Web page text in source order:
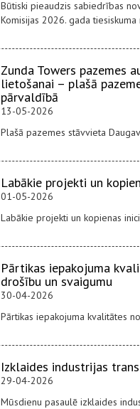
Būtiski pieaudzis sabiedrības
Komisijas 2026. gada
Zunda Towers pazemes
lietošanai – plašā
pārvaldībā
13-05-2026
Plašā pazemes stāvvieta
Labākie projekti un
01-05-2026
Labākie projekti un kopienas
Pārtikas iepakojuma
drošību un svaigumu
30-04-2026
Pārtikas iepakojuma kvalitātes
Izklaides industrijas
29-04-2026
Mūsdienu pasaulē izklaides